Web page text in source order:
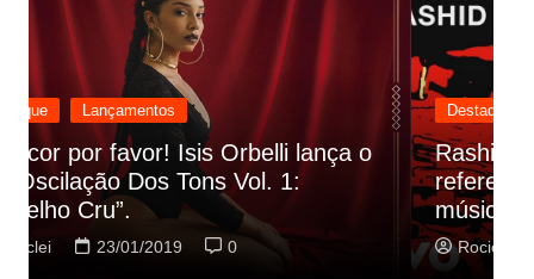
Destaque Lançamentos
Rashid vai buscar nos HQs as
referencias do clipe de sua nova
música
Rociclei 22/01/2019